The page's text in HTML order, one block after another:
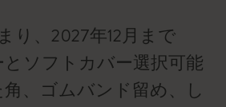
り、2027年12月まで
ソフトカバー選択可能
、ゴムバンド留め、し